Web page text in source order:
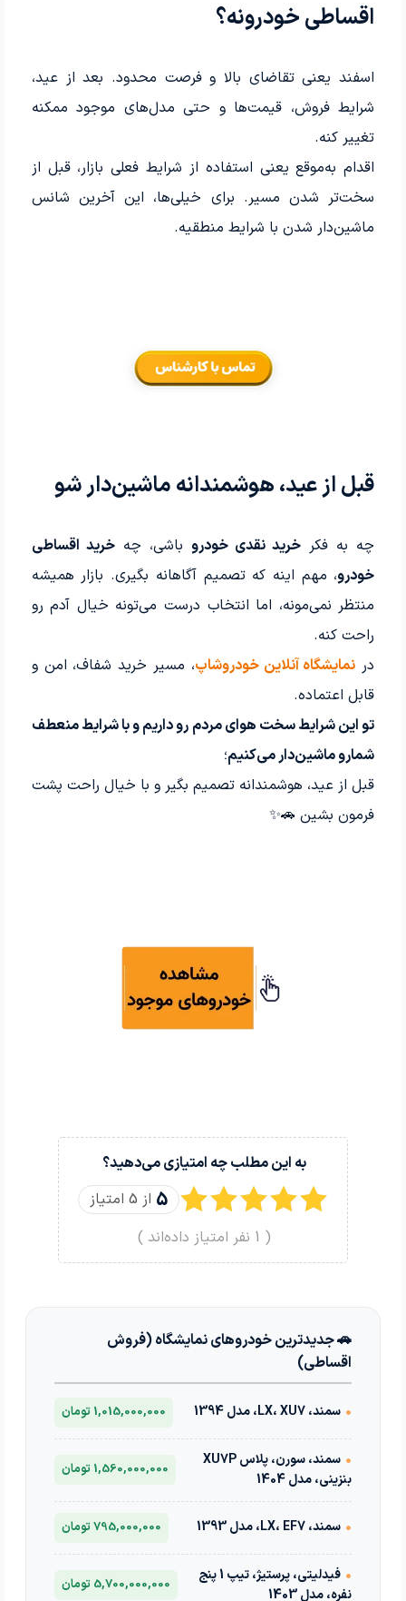
اقساطی خودرونه؟
اسفند یعنی تقاضای بالا و فرصت محدود. بعد از عید،
شرایط فروش، قیمت‌ها و حتی مدل‌های موجود ممکنه
تغییر کنه.
اقدام به‌موقع یعنی استفاده از شرایط فعلی بازار، قبل از
سخت‌تر شدن مسیر. برای خیلی‌ها، این آخرین شانس
ماشین‌دار شدن با شرایط منطقیه.
قبل از عید، هوشمندانه ماشین‌دار شو
چه به فکر خرید نقدی خودرو باشی، چهخرید اقساطی
خودرو، مهم اینه که تصمیم آگاهانه بگیری. بازار همیشه
منتظر نمی‌مونه، اما انتخاب درست می‌تونه خیال آدم رو
راحت کنه.
در نمایشگاه آنلاین خودروشاپ، مسیر خرید شفاف، امن و
قابل اعتماده.
تو این شرایط سخت هوای مردم رو داریم و با شرایط منعطف
شمارو ماشین‌دار می‌کنیم؛
قبل از عید، هوشمندانه تصمیم بگیر و با خیال راحت پشت
فرمون بشین 🚗✨
به این مطلب چه امتیازی می‌دهید؟
5 از 5 امتیاز
(
1 نفر امتیاز داده‌اند )
🚗 جدیدترین خودروهای نمایشگاه (فروش
اقساطی)
• سمند، LX، XU7، مدل 1394 1,015,000,000 تومان
•
سمند، سورن، پلاس XU7P
بنزینی، مدل 1404
1,560,000,000 تومان
• سمند، LX، EF7، مدل 1393 795,000,000 تومان
•
فیدلیتی، پرستیژ، تیپ 1 پنج
نفره، مدل 1403
5,700,000,000 تومان